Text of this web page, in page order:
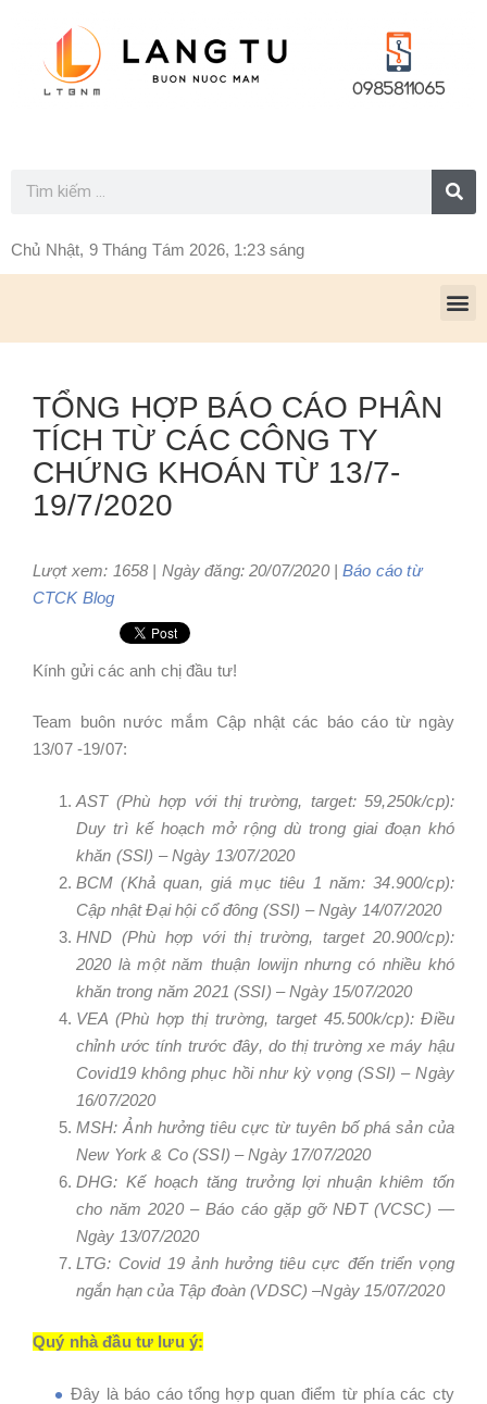
Chủ Nhật, 9 Tháng Tám 2026, 1:23 sáng
TỔNG HỢP BÁO CÁO PHÂN
TÍCH TỪ CÁC CÔNG TY
CHỨNG KHOÁN TỪ 13/7-
19/7/2020
Lượt xem: 1658 | Ngày đăng: 20/07/2020 |Báo cáo từ
CTCK Blog
Kính gửi các anh chị đầu tư!
Team buôn nước mắm Cập nhật các báo cáo từ ngày
13/07 -19/07:
AST (Phù hợp với thị trường, target: 59,250k/cp):
Duy trì kế hoạch mở rộng dù trong giai đoạn khó
khăn (SSI) – Ngày 13/07/2020
BCM (Khả quan, giá mục tiêu 1 năm: 34.900/cp):
Cập nhật Đại hội cổ đông (SSI) – Ngày 14/07/2020
HND (Phù hợp với thị trường, target 20.900/cp):
2020 là một năm thuận lowijn nhưng có nhiều khó
khăn trong năm 2021 (SSI) – Ngày 15/07/2020
VEA (Phù hợp thị trường, target 45.500k/cp): Điều
chỉnh ước tính trước đây, do thị trường xe máy hậu
Covid19 không phục hồi như kỳ vọng (SSI) – Ngày
16/07/2020
MSH: Ảnh hưởng tiêu cực từ tuyên bố phá sản của
New York & Co (SSI) – Ngày 17/07/2020
DHG: Kế hoạch tăng trưởng lợi nhuận khiêm tốn
cho năm 2020 – Báo cáo gặp gỡ NĐT (VCSC) —
Ngày 13/07/2020
LTG: Covid 19 ảnh hưởng tiêu cực đến triển vọng
ngắn hạn của Tập đoàn (VDSC) –Ngày 15/07/2020
Quý nhà đầu tư lưu ý:
Đây là báo cáo tổng hợp quan điểm từ phía các cty